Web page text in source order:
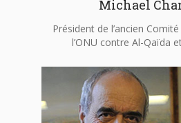
Michael
Président de l’ancien
l’ONU contre Al-Qaïda